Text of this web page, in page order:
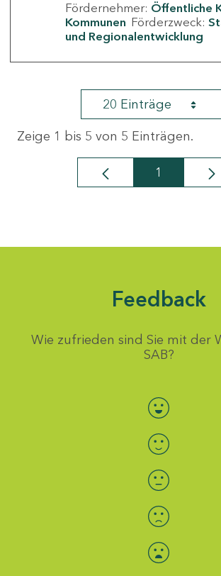
Fördernehmer: Öffentliche
Kommunen Förderzweck:
und Regionalentwicklung
20 Einträge
Zeige 1 bis 5 von 5 Einträgen.
Seite
1
Feedback
Wie zufrieden sind Sie mit der
SAB?
Bewertung